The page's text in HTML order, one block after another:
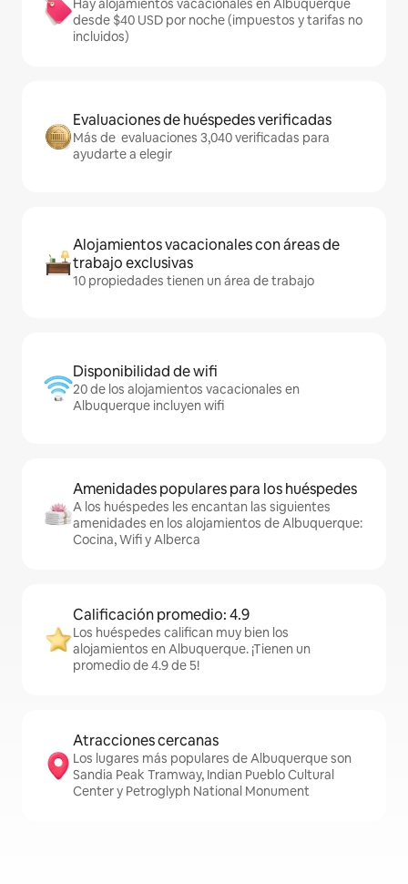
Hay alojamientos vacacionales en Albuquerque
desde $40 USD por noche (impuestos y tarifas no
incluidos)
Evaluaciones de huéspedes verificadas
Más de evaluaciones 3,040 verificadas para
ayudarte a elegir
Alojamientos vacacionales con áreas de
trabajo exclusivas
10 propiedades tienen un área de trabajo
Disponibilidad de wifi
20 de los alojamientos vacacionales en
Albuquerque incluyen wifi
Amenidades populares para los huéspedes
A los huéspedes les encantan las siguientes
amenidades en los alojamientos de Albuquerque:
Cocina, Wifi y Alberca
Calificación promedio: 4.9
Los huéspedes califican muy bien los
alojamientos en Albuquerque. ¡Tienen un
promedio de 4.9 de 5!
Atracciones cercanas
Los lugares más populares de Albuquerque son
Sandia Peak Tramway, Indian Pueblo Cultural
Center y Petroglyph National Monument